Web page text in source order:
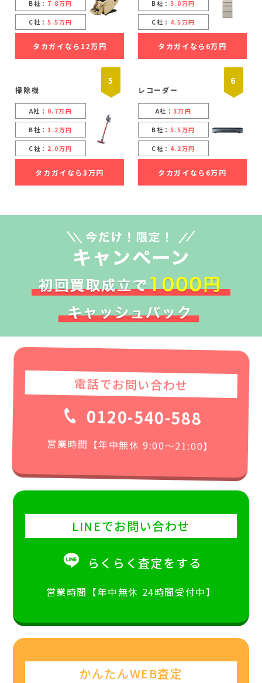
B社： 7.8万円
C社：5.5万円
タカガイなら12万円
B社： 3.0万円
C社： 4.5万円
タカガイなら6万円
5
掃除機
A社： 0.7万円
B社： 1.2万円
C社： 2.0万円
タカガイなら3万円
6
レコーダー
A社：3万円
B社： 5.5万円
C社： 4.2万円
タカガイなら6万円
電話でお問い合わせ
0120-540-588
営業時間【年中無休 9:00〜21:00】
LINEでお問い合わせ
らくらく査定をする
営業時間【年中無休 24時間受付中】
かんたんWEB査定